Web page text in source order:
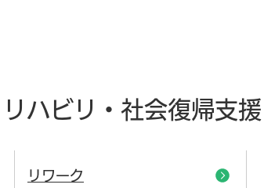
リハビリ・社会復帰支援
リワーク